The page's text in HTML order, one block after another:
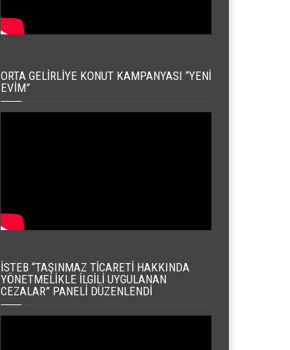
ORTA GELIRLIYE KONUT KAMPANYASI “YENI
EVIM”
İSTEB “TAŞINMAZ TICARETI HAKKINDA
YÖNETMELIKLE İLGILI UYGULANAN
CEZALAR” PANELI DÜZENLENDI